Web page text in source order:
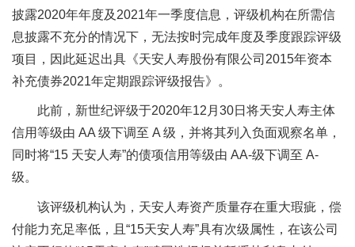
披露2020年年度及2021年一季度信息，评级机构在所需信
息披露不充分的情况下，无法按时完成年度及季度跟踪评级
项目，因此延迟出具《天安人寿股份有限公司2015年资本
补充债券2021年定期跟踪评级报告》。
此前，新世纪评级于2020年12月30日将天安人寿主体
信用等级由 AA 级下调至 A 级，并将其列入负面观察名单，
同时将“15 天安人寿”的债项信用等级由 AA-级下调至 A-
级。
该评级机构认为，天安人寿资产质量存在重大瑕疵，偿
付能力充足率低，且“15天安人寿”具有次级属性，在该公司